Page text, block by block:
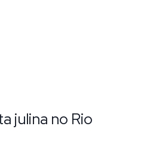
julina no Rio